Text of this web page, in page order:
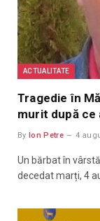
ACTUALITATE
Tragedie în
murit după ce
By Ion Petre 4
Un bărbat în
decedat marți, 4